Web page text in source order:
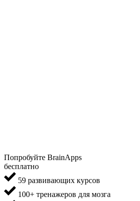
Попробуйте BrainApps
бесплатно
59 развивающих курсов
100+ тренажеров для мозга